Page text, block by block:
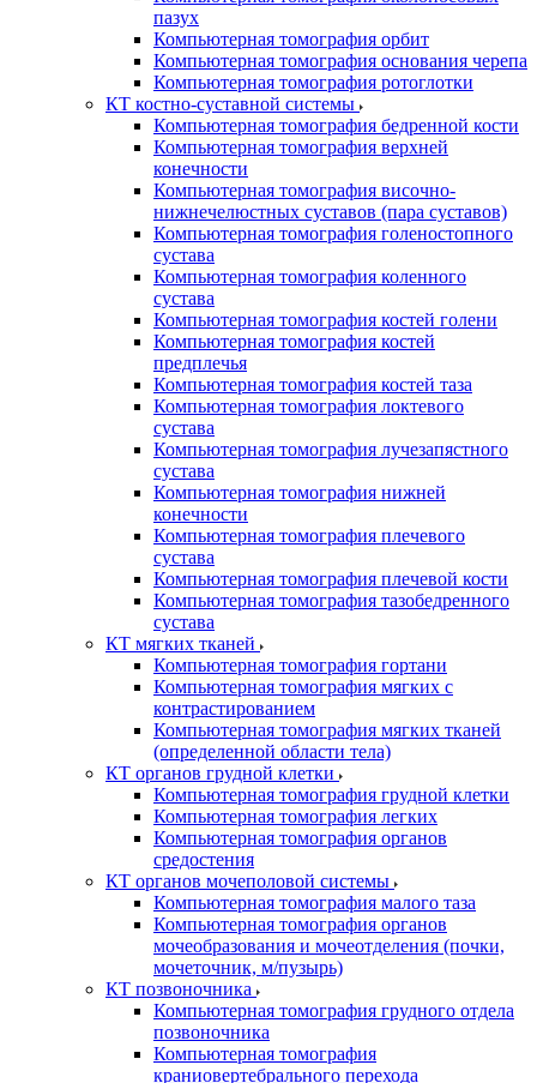
пазух
Компьютерная томография орбит
Компьютерная томография основания черепа
Компьютерная томография ротоглотки
КТ костно-суставной системы
Компьютерная томография бедренной кости
Компьютерная томография верхней
конечности
Компьютерная томография височно-
нижнечелюстных суставов (пара суставов)
Компьютерная томография голеностопного
сустава
Компьютерная томография коленного
сустава
Компьютерная томография костей голени
Компьютерная томография костей
предплечья
Компьютерная томография костей таза
Компьютерная томография локтевого
сустава
Компьютерная томография лучезапястного
сустава
Компьютерная томография нижней
конечности
Компьютерная томография плечевого
сустава
Компьютерная томография плечевой кости
Компьютерная томография тазобедренного
сустава
КТ мягких тканей
Компьютерная томография гортани
Компьютерная томография мягких с
контрастированием
Компьютерная томография мягких тканей
(определенной области тела)
КТ органов грудной клетки
Компьютерная томография грудной клетки
Компьютерная томография легких
Компьютерная томография органов
средостения
КТ органов мочеполовой системы
Компьютерная томография малого таза
Компьютерная томография органов
мочеобразования и мочеотделения (почки,
мочеточник, м/пузырь)
КТ позвоночника
Компьютерная томография грудного отдела
позвоночника
Компьютерная томография
краниовертебрального перехода